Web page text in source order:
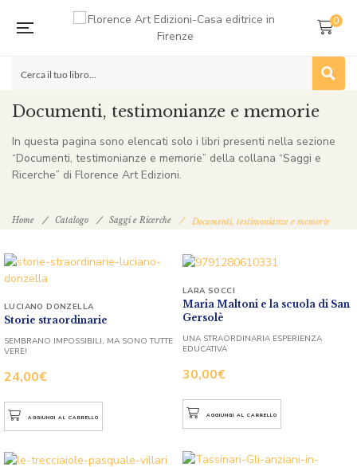
0
Documenti, testimonianze e memorie
In questa pagina sono elencati solo i libri presenti nella sezione
“Documenti, testimonianze e memorie” della collana “Saggi e
Ricerche” di Florence Art Edizioni.
Home Catalogo Saggi e Ricerche Documenti, testimonianze e memorie
Storie straordinarie
24,00€
LUCIANO DONZELLA
SEMBRANO IMPOSSIBILI, MA SONO TUTTE
VERE!
AGGIUNGI AL CARRELLO
Maria Maltoni e la scuola di San
Gersolè
30,00€
LARA SOCCI
UNA STRAORDINARIA ESPERIENZA
EDUCATIVA
AGGIUNGI AL CARRELLO